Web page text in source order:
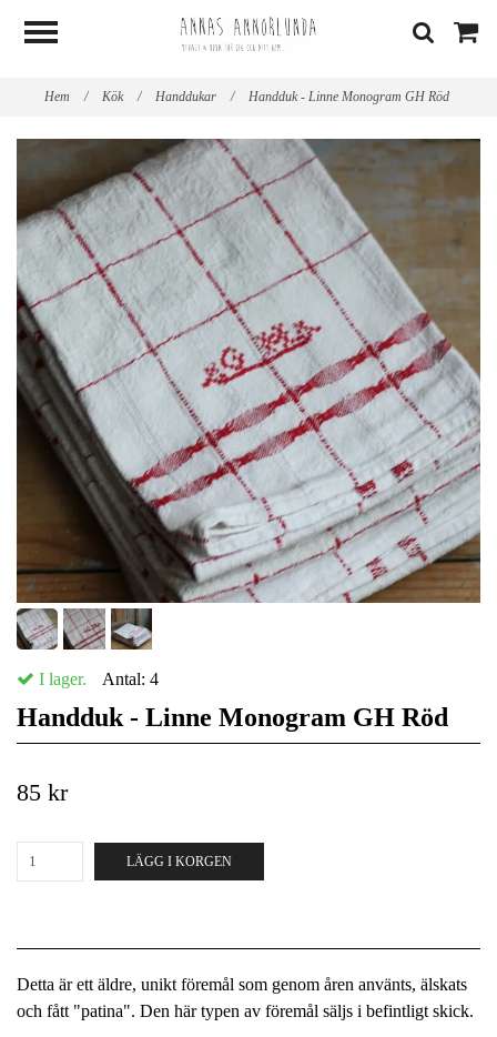
Hem / Kök / Handdukar / Handduk - Linne Monogram GH Röd
I lager. Antal: 4
Handduk - Linne Monogram GH Röd
85 kr
LÄGG I KORGEN
Detta är ett äldre, unikt föremål som genom åren använts, älskats
och fått "patina". Den här typen av föremål säljs i befintligt skick.